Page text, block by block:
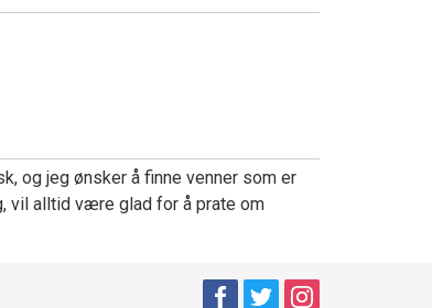
og jeg ønsker å finne venner som er
vil alltid være glad for å prate om